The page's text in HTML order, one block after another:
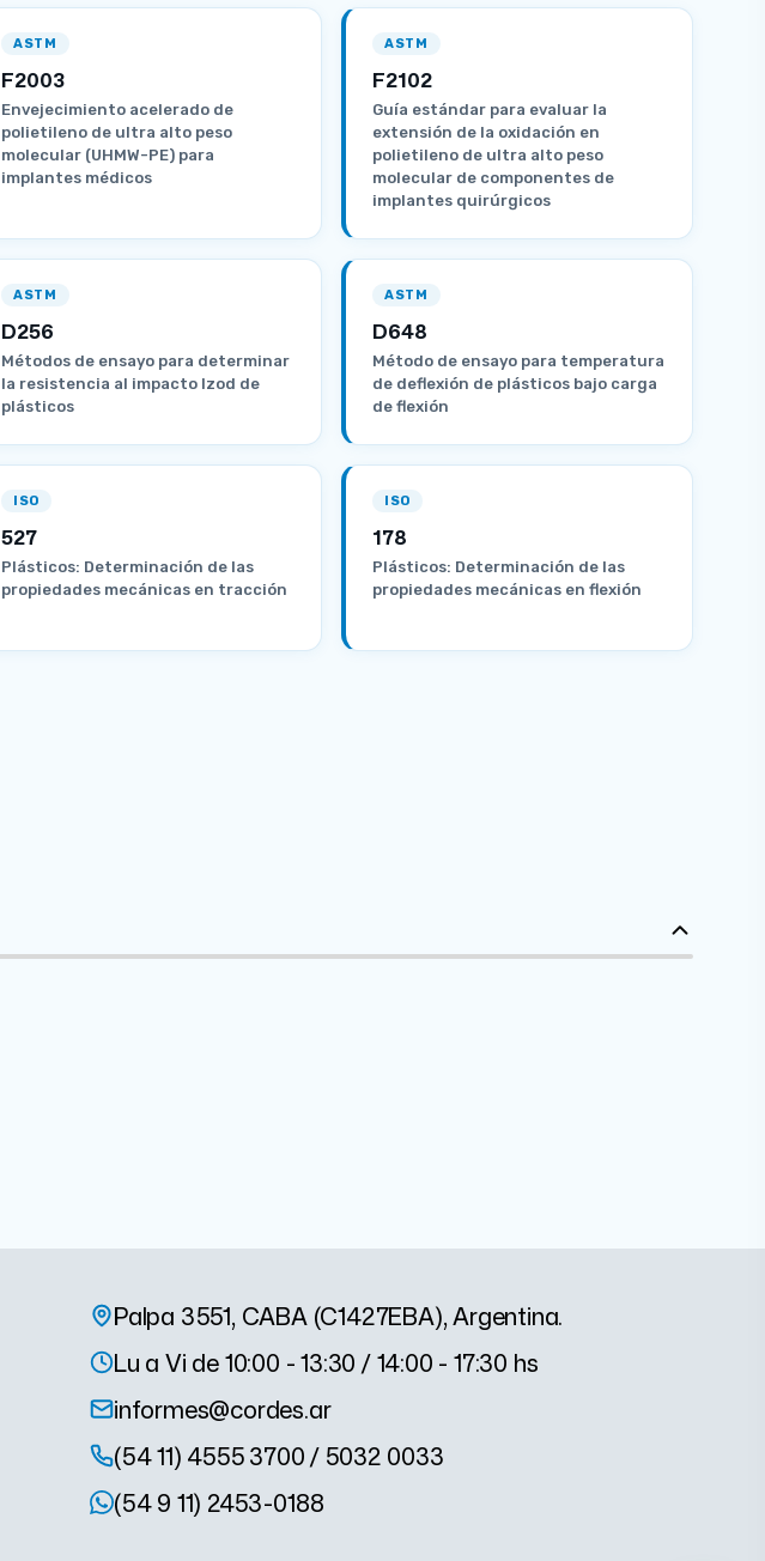
ASTM
F2003
Envejecimiento acelerado de
polietileno de ultra alto peso
molecular (UHMW-PE) para
implantes médicos
ASTM
F2102
Guía estándar para evaluar la
extensión de la oxidación en
polietileno de ultra alto peso
molecular de componentes de
implantes quirúrgicos
ASTM
D256
Métodos de ensayo para determinar
la resistencia al impacto Izod de
plásticos
ASTM
D648
Método de ensayo para temperatura
de deflexión de plásticos bajo carga
de flexión
ISO
527
Plásticos: Determinación de las
propiedades mecánicas en tracción
ISO
178
Plásticos: Determinación de las
propiedades mecánicas en flexión
Palpa 3551, CABA (C1427EBA), Argentina.
Lu a Vi de 10:00 - 13:30 / 14:00 - 17:30 hs
informes@cordes.ar
(54 11) 4555 3700 / 5032 0033
(54 9 11) 2453-0188